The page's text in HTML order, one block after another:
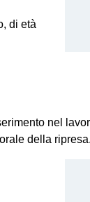
di età
nel
della ripresa.